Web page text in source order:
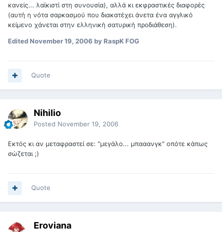
κανείς... λαϊκιστί στη συνουσία), αλλά κι εκφραστικές διαφορές
(αυτή η νότα σαρκασμού που διακατέχει άνετα ένα αγγλικό
κείμενο χάνεται στην ελληνική σατυρική προδιάθεση).
EditedNovember 19, 2006 by RaspK FOG
Quote
Nihilio
Posted November 19, 2006
Εκτός κι αν μεταφραστεί σε: "μεγάλο... μπααανγκ" οπότε κάπως
σώζεται ;)
Quote
Eroviana